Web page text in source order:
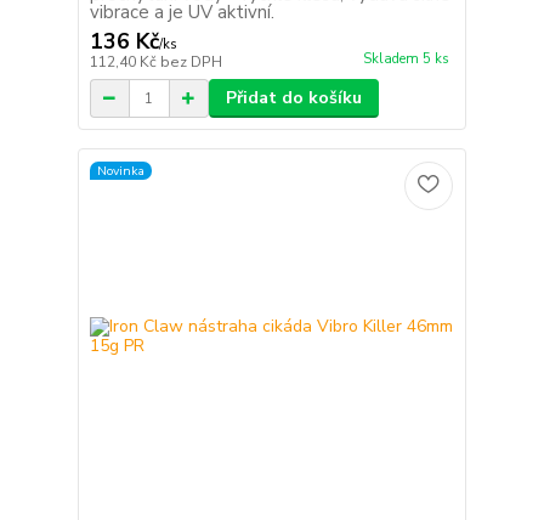
vibrace a je UV aktivní.
136 Kč/ks
112,40 Kč bez DPH Skladem 5 ks
Přidat do košíku
Novinka